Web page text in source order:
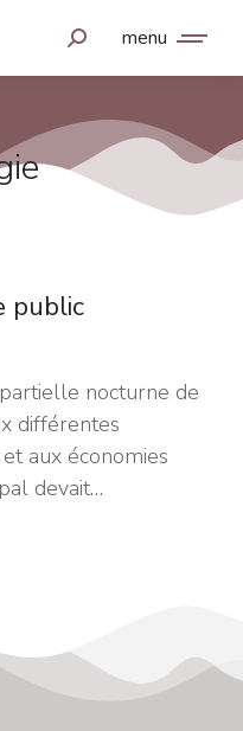
menu
public
nocturne de
différentes
aux économies
devait…